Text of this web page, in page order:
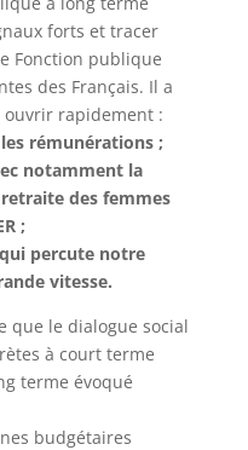
forts et tracer
Fonction publique
des Français. Il a
ouvrir rapidement :
rémunérations ;
notamment la
des femmes
;
percute notre
vitesse.
que le dialogue social
à court terme
terme évoqué
budgétaires